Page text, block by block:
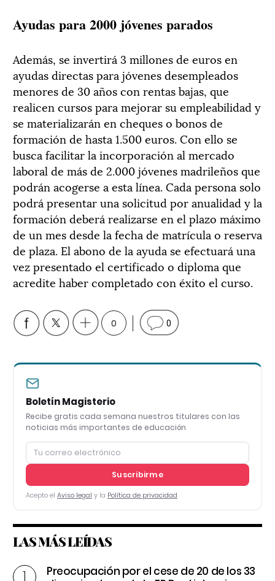
Ayudas para 2000 jóvenes parados
Además, se invertirá 3 millones de euros en
ayudas directas para jóvenes desempleados
menores de 30 años con rentas bajas, que
realicen cursos para mejorar su empleabilidad y
se materializarán en cheques o bonos de
formación de hasta 1.500 euros. Con ello se
busca facilitar la incorporación al mercado
laboral de más de 2.000 jóvenes madrileños que
podrán acogerse a esta línea. Cada persona solo
podrá presentar una solicitud por anualidad y la
formación deberá realizarse en el plazo máximo
de un mes desde la fecha de matrícula o reserva
de plaza. El abono de la ayuda se efectuará una
vez presentado el certificado o diploma que
acredite haber completado con éxito el curso.
0 0
Boletín Magisterio
Recibe gratis cada semana nuestros titulares con las
noticias más importantes de educación
Suscribirme
Acepto el Aviso legal y la Política de privacidad
LAS MÁS LEÍDAS
Preocupación por el cese de 20 de los 33